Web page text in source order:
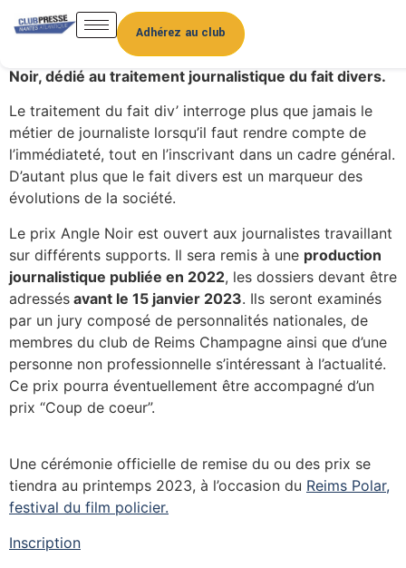
Adhérez au club
A l’initiative du Club de la Presse de Reims
Champagne, un nouveau prix journalistique national
arrive dans le paysage. Il s’agit du prix national Angle
Noir, dédié au traitement journalistique du fait divers.
Le traitement du fait div’ interroge plus que jamais le
métier de journaliste lorsqu’il faut rendre compte de
l’immédiateté, tout en l’inscrivant dans un cadre général.
D’autant plus que le fait divers est un marqueur des
évolutions de la société.
Le prix Angle Noir est ouvert aux journalistes travaillant
sur différents supports. Il sera remis à une production
journalistique publiée en 2022, les dossiers devant être
adressés avant le 15 janvier 2023. Ils seront examinés
par un jury composé de personnalités nationales, de
membres du club de Reims Champagne ainsi que d’une
personne non professionnelle s’intéressant à l’actualité.
Ce prix pourra éventuellement être accompagné d’un
prix “Coup de coeur”.
Une cérémonie officielle de remise du ou des prix se
tiendra au printemps 2023, à l’occasion du Reims Polar,
festival du film policier.
Inscription